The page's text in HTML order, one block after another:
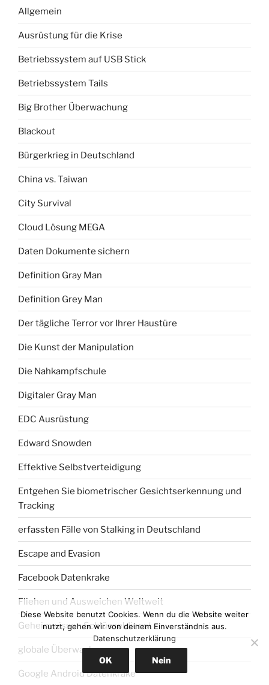
Allgemein
Ausrüstung für die Krise
Betriebssystem auf USB Stick
Betriebssystem Tails
Big Brother Überwachung
Blackout
Bürgerkrieg in Deutschland
China vs. Taiwan
City Survival
Cloud Lösung MEGA
Daten Dokumente sichern
Definition Gray Man
Definition Grey Man
Der tägliche Terror vor Ihrer Haustüre
Die Kunst der Manipulation
Die Nahkampfschule
Digitaler Gray Man
EDC Ausrüstung
Edward Snowden
Effektive Selbstverteidigung
Entgehen Sie biometrischer Gesichtserkennung und
Tracking
erfassten Fälle von Stalking in Deutschland
Escape and Evasion
Facebook Datenkrake
Fliehen und Ausweichen Weltweit
Geheimwissen Schlüsseldienst
globale Überwachung
Google Android Datenkrake
Diese Website benutzt Cookies. Wenn du die Website weiter
nutzt, gehen wir von deinem Einverständnis aus.
Datenschutzerklärung
OK Nein